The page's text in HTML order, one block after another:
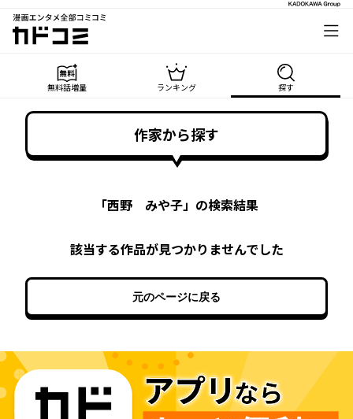
漫画エンタメ全部コミコミ
カドコミ
無料話増量 ランキング 探す
作家から探す
「西野 みや子」の検索結果
該当する作品が見つかりませんでした
元のページに戻る